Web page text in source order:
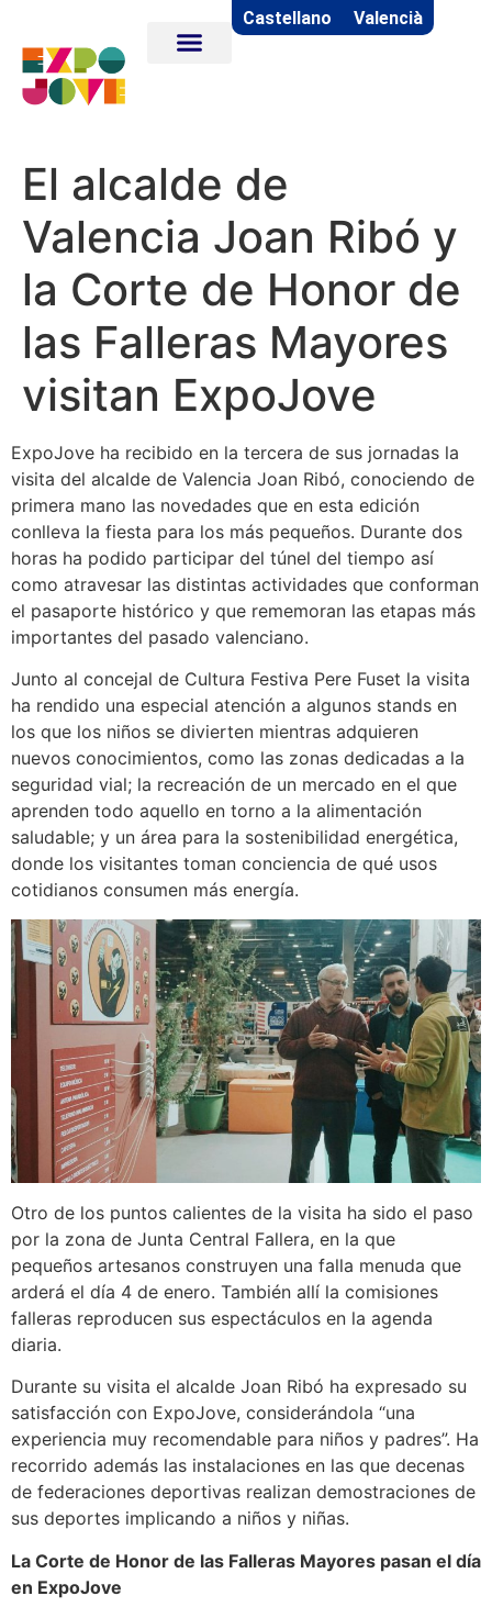
Castellano Valencià
El alcalde de
Valencia Joan Ribó y
la Corte de Honor de
las Falleras Mayores
visitan ExpoJove
ExpoJove ha recibido en la tercera de sus jornadas la
visita del alcalde de Valencia Joan Ribó, conociendo de
primera mano las novedades que en esta edición
conlleva la fiesta para los más pequeños. Durante dos
horas ha podido participar del túnel del tiempo así
como atravesar las distintas actividades que conforman
el pasaporte histórico y que rememoran las etapas más
importantes del pasado valenciano.
Junto al concejal de Cultura Festiva Pere Fuset la visita
ha rendido una especial atención a algunos stands en
los que los niños se divierten mientras adquieren
nuevos conocimientos, como las zonas dedicadas a la
seguridad vial; la recreación de un mercado en el que
aprenden todo aquello en torno a la alimentación
saludable; y un área para la sostenibilidad energética,
donde los visitantes toman conciencia de qué usos
cotidianos consumen más energía.
Otro de los puntos calientes de la visita ha sido el paso
por la zona de Junta Central Fallera, en la que
pequeños artesanos construyen una falla menuda que
arderá el día 4 de enero. También allí la comisiones
falleras reproducen sus espectáculos en la agenda
diaria.
Durante su visita el alcalde Joan Ribó ha expresado su
satisfacción con ExpoJove, considerándola “una
experiencia muy recomendable para niños y padres”. Ha
recorrido además las instalaciones en las que decenas
de federaciones deportivas realizan demostraciones de
sus deportes implicando a niños y niñas.
La Corte de Honor de las Falleras Mayores pasan el día
en ExpoJove